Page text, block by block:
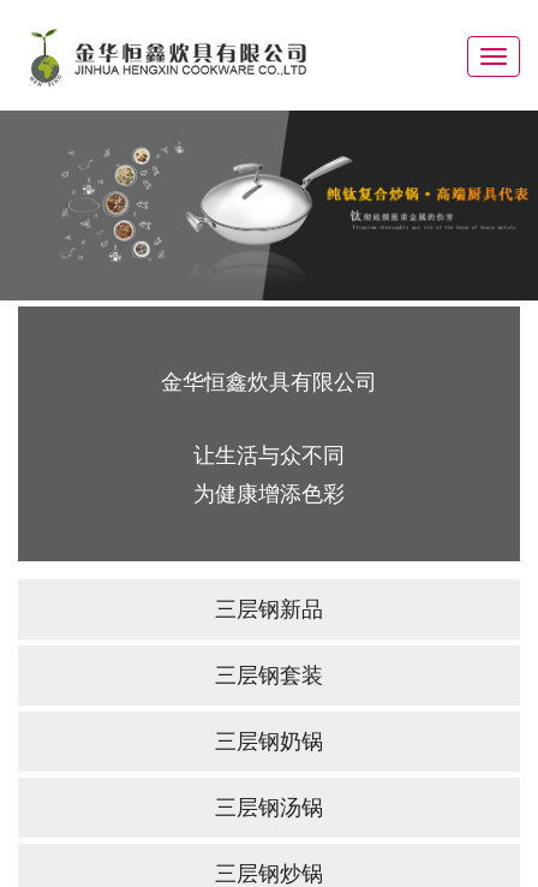
Toggle
金华恒鑫炊具有限公司
让生活与众不同
为健康增添色彩
三层钢新品
三层钢套装
三层钢奶锅
三层钢汤锅
三层钢炒锅